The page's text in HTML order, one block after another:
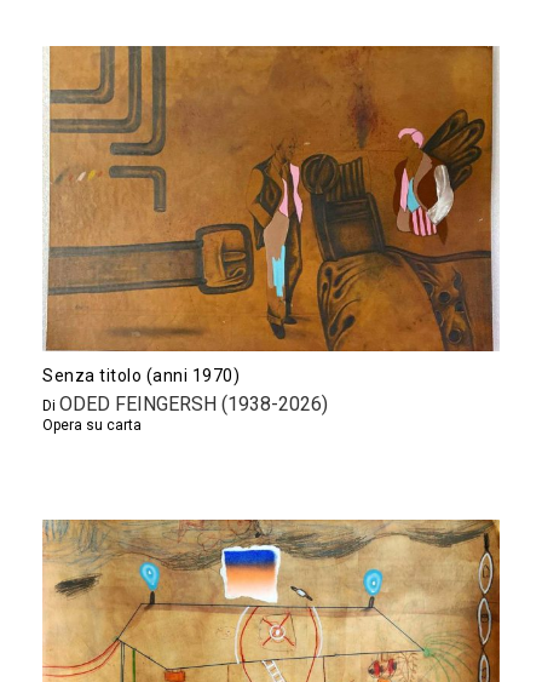
Senza titolo (anni 1970)
Di ODED FEINGERSH (1938-2026)
Opera su carta